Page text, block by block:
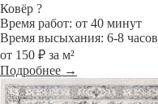
Ковёр ?
Время работ: от 40 минут
Время высыхания: 6-8 часов
от 150 ₽ за м²
Подробнее →